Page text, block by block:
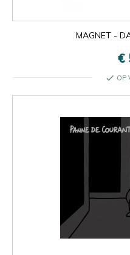
MAGNET -
€
check OP